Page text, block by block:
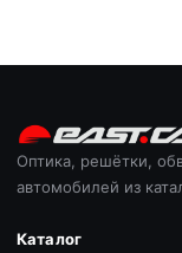
Оптика, решётки,
автомобилей из
Каталог